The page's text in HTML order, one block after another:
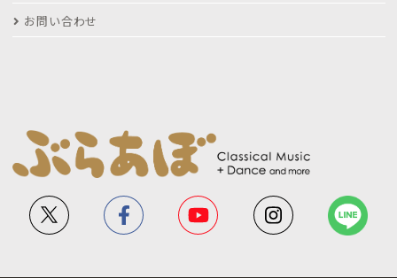
お問い合わせ